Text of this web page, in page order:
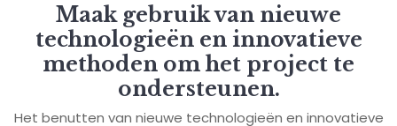
Maak gebruik van nieuwe
technologieën en innovatieve
methoden om het project te
ondersteunen.
Het benutten van nieuwe technologieën en innovatieve